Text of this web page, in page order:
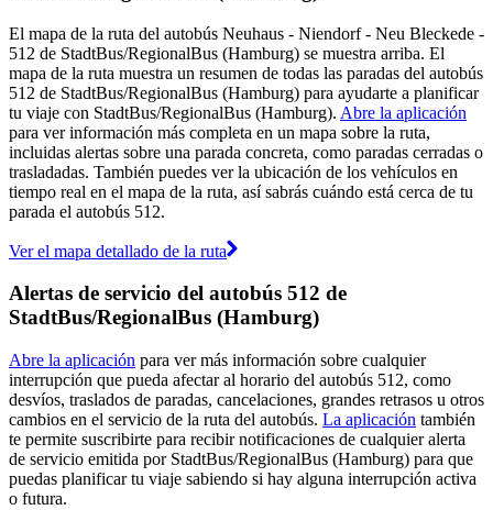
El mapa de la ruta del autobús Neuhaus - Niendorf - Neu Bleckede -
512 de StadtBus/RegionalBus (Hamburg) se muestra arriba. El
mapa de la ruta muestra un resumen de todas las paradas del autobús
512 de StadtBus/RegionalBus (Hamburg) para ayudarte a planificar
tu viaje con StadtBus/RegionalBus (Hamburg). Abre la aplicación
para ver información más completa en un mapa sobre la ruta,
incluidas alertas sobre una parada concreta, como paradas cerradas o
trasladadas. También puedes ver la ubicación de los vehículos en
tiempo real en el mapa de la ruta, así sabrás cuándo está cerca de tu
parada el autobús 512.
Ver el mapa detallado de la ruta
Alertas de servicio del autobús 512 de
StadtBus/RegionalBus (Hamburg)
Abre la aplicación para ver más información sobre cualquier
interrupción que pueda afectar al horario del autobús 512, como
desvíos, traslados de paradas, cancelaciones, grandes retrasos u otros
cambios en el servicio de la ruta del autobús. La aplicación también
te permite suscribirte para recibir notificaciones de cualquier alerta
de servicio emitida por StadtBus/RegionalBus (Hamburg) para que
puedas planificar tu viaje sabiendo si hay alguna interrupción activa
o futura.